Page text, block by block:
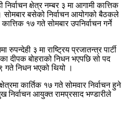
क्षेत्र नम्बर ३ मा आगामी कात्तिक
सोमबार बसेको निर्वाचन आयोगको बैठकले
१७ गते सोमबार उपनिर्वाचन गर्ने
३ मा राष्ट्रिय प्रजातन्त्र पार्टी
दीपक बोहराको निधन भएपछि सो पद
गते निधन भएको थियो ।
कार्तिक १७ गते सोमवार निर्वाचन हुने
निर्वाचन आयुक्त रामप्रसाद भण्डारीले